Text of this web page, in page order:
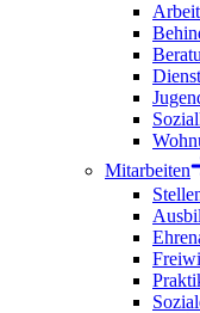
Mitarbeiten